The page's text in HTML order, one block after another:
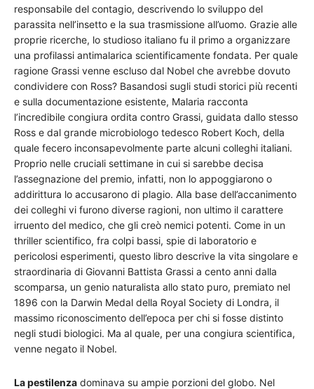
responsabile del contagio, descrivendo lo sviluppo del
parassita nell’insetto e la sua trasmissione all’uomo. Grazie alle
proprie ricerche, lo studioso italiano fu il primo a organizzare
una profilassi antimalarica scientificamente fondata. Per quale
ragione Grassi venne escluso dal Nobel che avrebbe dovuto
condividere con Ross? Basandosi sugli studi storici più recenti
e sulla documentazione esistente, Malaria racconta
l’incredibile congiura ordita contro Grassi, guidata dallo stesso
Ross e dal grande microbiologo tedesco Robert Koch, della
quale fecero inconsapevolmente parte alcuni colleghi italiani.
Proprio nelle cruciali settimane in cui si sarebbe decisa
l’assegnazione del premio, infatti, non lo appoggiarono o
addirittura lo accusarono di plagio. Alla base dell’accanimento
dei colleghi vi furono diverse ragioni, non ultimo il carattere
irruento del medico, che gli creò nemici potenti. Come in un
thriller scientifico, fra colpi bassi, spie di laboratorio e
pericolosi esperimenti, questo libro descrive la vita singolare e
straordinaria di Giovanni Battista Grassi a cento anni dalla
scomparsa, un genio naturalista allo stato puro, premiato nel
1896 con la Darwin Medal della Royal Society di Londra, il
massimo riconoscimento dell’epoca per chi si fosse distinto
negli studi biologici. Ma al quale, per una congiura scientifica,
venne negato il Nobel.
La pestilenza dominava su ampie porzioni del globo. Nel